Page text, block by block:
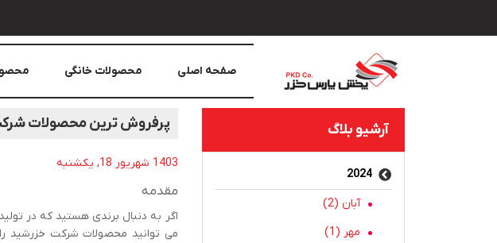
صفحه اصلی محصولات خانگی
آرشیو بلاگ
2024
آبان (2)
مهر (1)
پرفروش ترین محصولات
1403 شهریور 18, یکشنبه
مقدمه
اگر به دنبال برندی هستید که در